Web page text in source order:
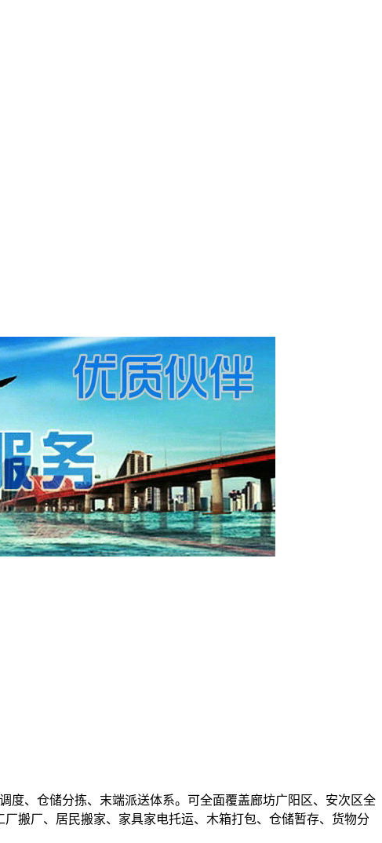
度、仓储分拣、末端派送体系。可全面覆盖廊坊广阳区、安次区全
搬厂、居民搬家、家具家电托运、木箱打包、仓储暂存、货物分